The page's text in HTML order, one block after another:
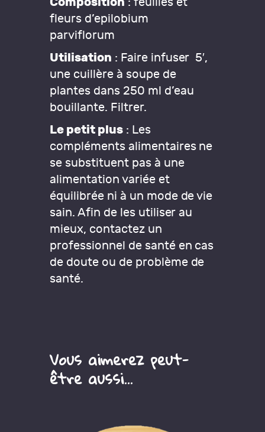
fleurs d’epilobium
parviflorum
Utilisation : Faire infuser 5′,
une cuillère à soupe de
plantes dans 250 ml d’eau
bouillante. Filtrer.
Le petit plus: Les
compléments alimentaires ne
se substituent pas à une
alimentation variée et
équilibrée ni à un mode de vie
sain. Afin de les utiliser au
mieux, contactez un
professionnel de santé en cas
de doute ou de problème de
santé.
Vous aimerez peut-
être aussi…